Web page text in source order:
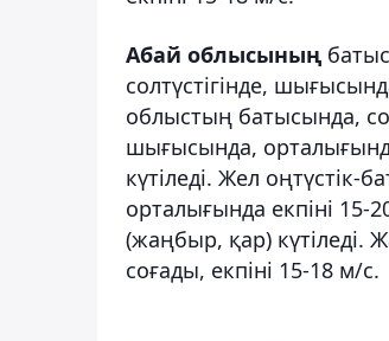
Абай облысының
солтүстігінде,
облыстың батысында,
шығысында,
күтіледі. Жел оңтүстік-
орталығында екпіні
(жаңбыр, қар) күтіледі.
соғады, екпіні 15-18 м/с.